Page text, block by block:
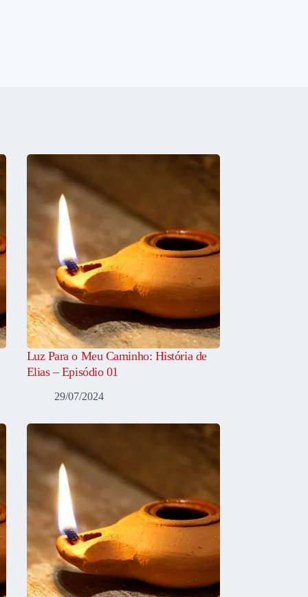
Luz Para o Meu Caminho: História de
Elias – Episódio 01
29/07/2024